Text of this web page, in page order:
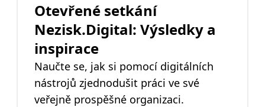
Otevřené setkání
Nezisk.Digital: Výsledky a
inspirace
Naučte se, jak si pomocí digitálních
nástrojů zjednodušit práci ve své
veřejně prospěšné organizaci.